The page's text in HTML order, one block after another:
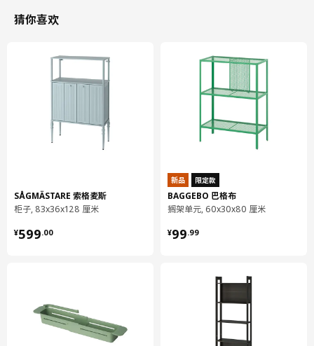
电池驱动可放置于任意位置。
LED灯散热量低，适用于储物柜和衣橱等紧凑空间。
猜你喜欢
SÅGMÄSTARE 索格麦斯
柜子, 83x36x128 厘米
¥599.00
¥ 599.00
新品 限定款
BAGGEBO 巴格布
搁架单元, 60x30x80 厘米
¥99.99
¥ 99.99